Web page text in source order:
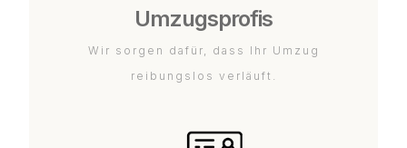
Umzugsprofis
Wir sorgen dafür, dass Ihr Umzug
reibungslos verläuft.